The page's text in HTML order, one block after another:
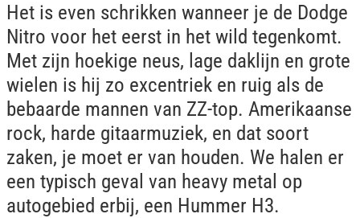
Het is even schrikken wanneer je de Dodge
Nitro voor het eerst in het wild tegenkomt.
Met zijn hoekige neus, lage daklijn en grote
wielen is hij zo excentriek en ruig als de
bebaarde mannen van ZZ-top. Amerikaanse
rock, harde gitaarmuziek, en dat soort
zaken, je moet er van houden. We halen er
een typisch geval van heavy metal op
autogebied erbij, een Hummer H3.